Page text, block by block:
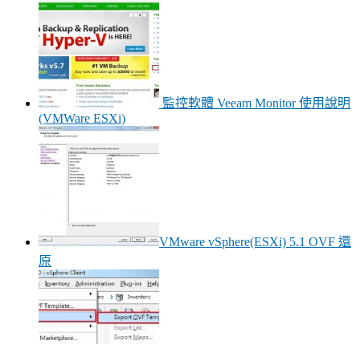
監控軟體 Veeam Monitor 使用說明
(VMWare ESXi)
VMware vSphere(ESXi) 5.1 OVF 還
原